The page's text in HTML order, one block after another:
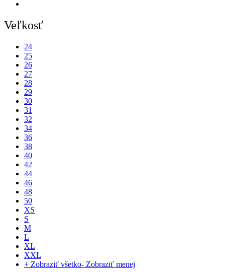
Veľkosť
24
25
26
27
28
29
30
31
32
34
36
38
40
42
44
46
48
50
XS
S
M
L
XL
XXL
+ Zobraziť všetko- Zobraziť menej